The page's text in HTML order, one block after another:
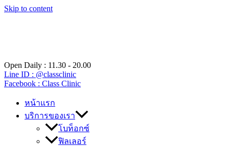
Skip to content
Open Daily : 11.30 - 20.00
Line ID : @classclinic​
Facebook : Class Clinic
หน้าแรก
บริการของเรา
โบท็อกซ์
ฟิลเลอร์